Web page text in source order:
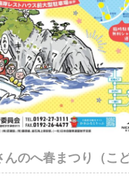
んのへ春まつり（こ